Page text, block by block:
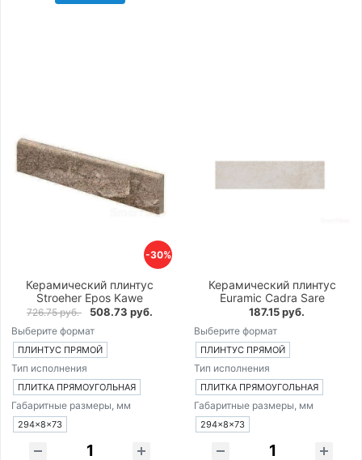
-30%
Керамический плинтус
Stroeher Epos Kawe
726.75 руб. 508.73 руб.
Выберите формат
ПЛИНТУС ПРЯМОЙ
Тип исполнения
ПЛИТКА ПРЯМОУГОЛЬНАЯ
Габаритные размеры, мм
294×8×73
Керамический плинтус
Euramic Cadra Sare
187.15 руб.
Выберите формат
ПЛИНТУС ПРЯМОЙ
Тип исполнения
ПЛИТКА ПРЯМОУГОЛЬНАЯ
Габаритные размеры, мм
294×8×73